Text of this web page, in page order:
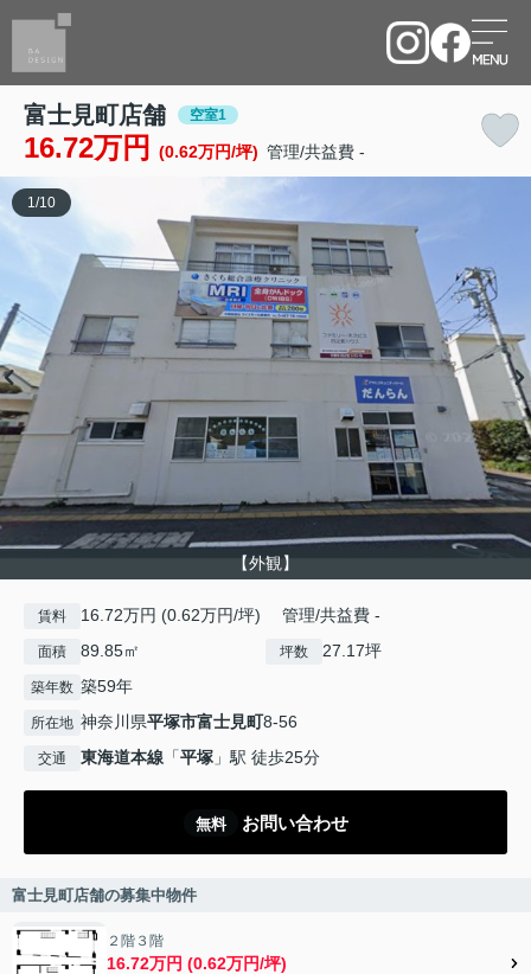
富士見町店舗 空室1
16.72万円 (0.62万円/坪) 管理/共益費 -
【外観】
1 /10
賃料 16.72万円 (0.62万円/坪) 管理/共益費 -
面積 89.85㎡ 坪数 27.17坪
築年数 築59年
所在地 神奈川県平塚市富士見町8-56
交通 東海道本線 「平塚 」駅 徒歩25分
無料 お問い合わせ
富士見町店舗の募集中物件
２階３階
16.72万円 (0.62万円/坪)